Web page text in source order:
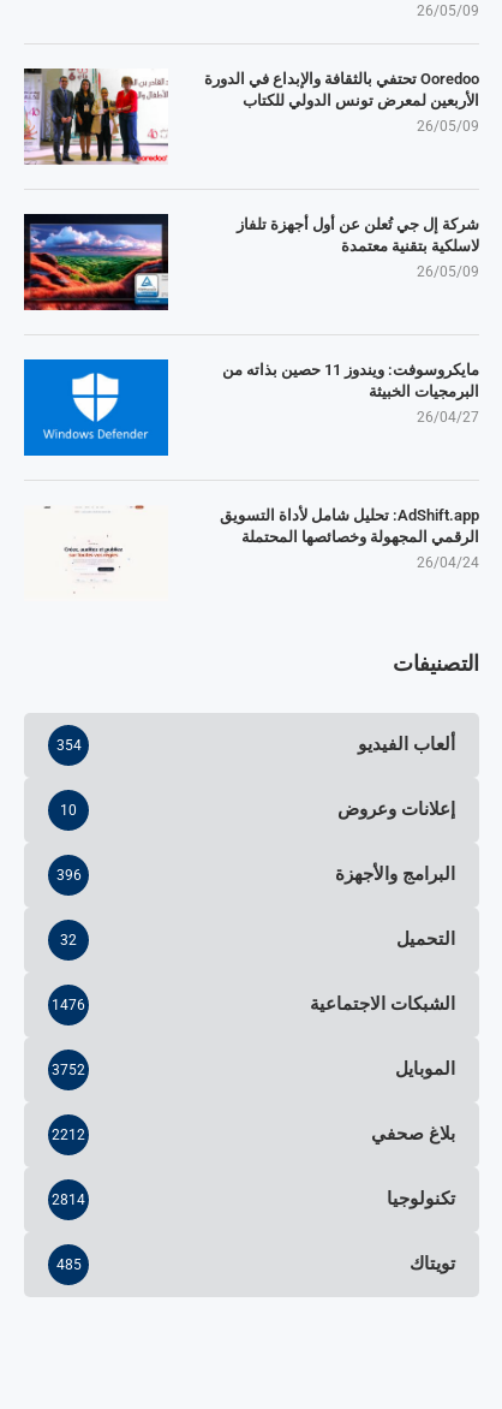
26/05/09
Ooredoo تحتفي بالثقافة والإبداع في الدورة
الأربعين لمعرض تونس الدولي للكتاب
26/05/09
شركة إل جي تُعلن عن أول أجهزة تلفاز
لاسلكية بتقنية معتمدة
26/05/09
مايكروسوفت: ويندوز 11 حصين بذاته من
البرمجيات الخبيثة
26/04/27
AdShift.app: تحليل شامل لأداة التسويق
الرقمي المجهولة وخصائصها المحتملة
26/04/24
التصنيفات
ألعاب الفيديو 354
إعلانات وعروض 10
البرامج والأجهزة 396
التحميل 32
الشبكات الاجتماعية 1476
الموبايل 3752
بلاغ صحفي 2212
تكنولوجيا 2814
تويتاك 485